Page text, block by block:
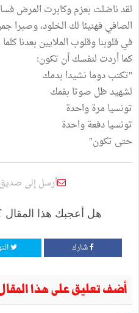
لقد ناضلت بعزم وكابرت المرض
الصافي فهنيئا لك الخلود، وصبرا
في قلوبنا وقلوب الملايين بعدنا
كما أردت لنفسك أن تكون:
"تكتب دوما نشيدا بدمك
لشهيد ظل صوتا بفمك
تونسيا مرة واحدة
تونسيا دفعة واحدة
حتى تكون"
أرسل إلى صديق
هل أعجبك هذا
شارك
أضف تعليق على هذا